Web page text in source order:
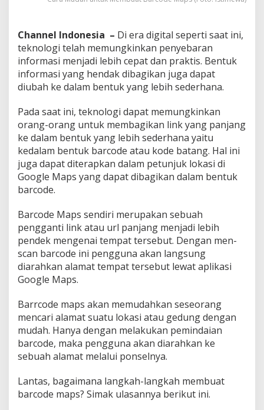
e
p
a
t
Channel Indonesia – Di era digital seperti saat ini,
teknologi telah memungkinkan penyebaran
informasi menjadi lebih cepat dan praktis. Bentuk
informasi yang hendak dibagikan juga dapat
diubah ke dalam bentuk yang lebih sederhana.
Pada saat ini, teknologi dapat memungkinkan
orang-orang untuk membagikan link yang panjang
ke dalam bentuk yang lebih sederhana yaitu
kedalam bentuk barcode atau kode batang. Hal ini
juga dapat diterapkan dalam petunjuk lokasi di
Google Maps yang dapat dibagikan dalam bentuk
barcode.
Barcode Maps sendiri merupakan sebuah
pengganti link atau url panjang menjadi lebih
pendek mengenai tempat tersebut. Dengan men-
scan barcode ini pengguna akan langsung
diarahkan alamat tempat tersebut lewat aplikasi
Google Maps.
Barrcode maps akan memudahkan seseorang
mencari alamat suatu lokasi atau gedung dengan
mudah. Hanya dengan melakukan pemindaian
barcode, maka pengguna akan diarahkan ke
sebuah alamat melalui ponselnya.
Lantas, bagaimana langkah-langkah membuat
barcode maps? Simak ulasannya berikut ini.